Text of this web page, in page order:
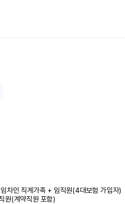
차인 직계가족 + 임직원(4대보험 가입자)
원(계약직원 포함)